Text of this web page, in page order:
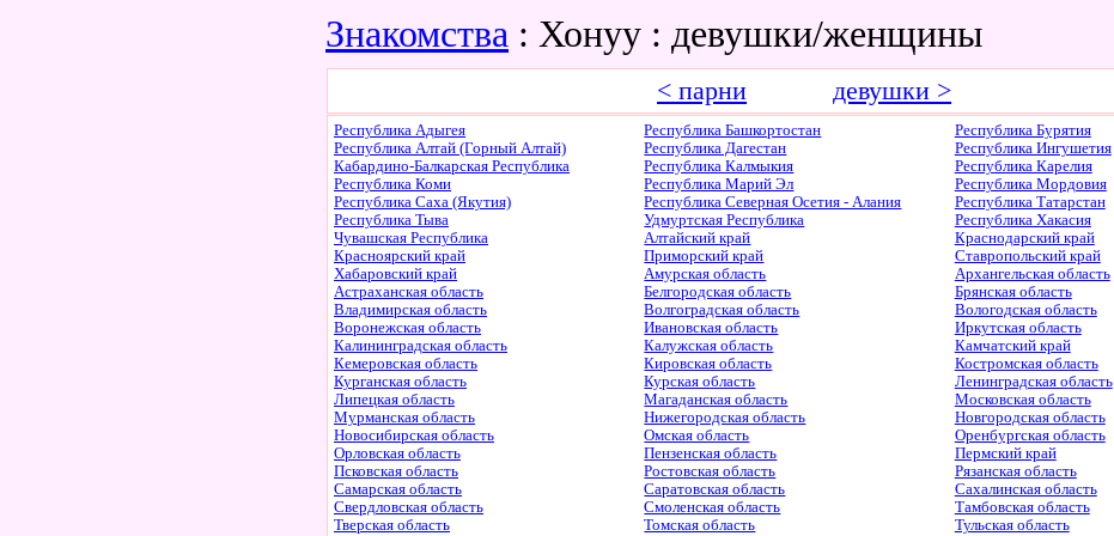
Знакомства : Хонуу : девушки/женщины
< парни девушки >
Республика Адыгея Республика Башкортостан
Республика Бурятия
Республика Алтай (Горный Алтай)
Республика Дагестан
Республика Ингушетия
Кабардино-Балкарская Республика
Республика Калмыкия
Республика Карелия
Республика Коми
Республика Марий Эл
Республика Мордовия
Республика Саха (Якутия)
Республика Северная Осетия - Алания
Республика Татарстан
Республика Тыва
Удмуртская Республика
Республика Хакасия
Чувашская Республика
Алтайский край
Краснодарский край
Красноярский край
Приморский край
Ставропольский край
Хабаровский край
Амурская область
Архангельская область
Астраханская область
Белгородская область
Брянская область
Владимирская область
Волгоградская область
Вологодская область
Воронежская область
Ивановская область
Иркутская область
Калининградская область
Калужская область
Камчатский край
Кемеровская область
Кировская область
Костромская область
Курганская область
Курская область
Ленинградская область
Липецкая область
Магаданская область
Московская область
Мурманская область
Нижегородская область
Новгородская область
Новосибирская область
Омская область
Оренбургская область
Орловская область
Пензенская область
Пермский край
Псковская область
Ростовская область
Рязанская область
Самарская область
Саратовская область
Сахалинская область
Свердловская область
Смоленская область
Тамбовская область
Тверская область
Томская область
Тульская область